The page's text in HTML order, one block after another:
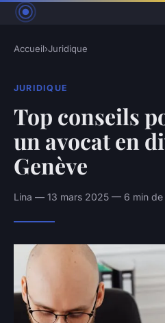
Accueil›Juridique
JURIDIQUE
Top conseils
un avocat en
Genève
Lina — 13 mars 2025 — 6 min de